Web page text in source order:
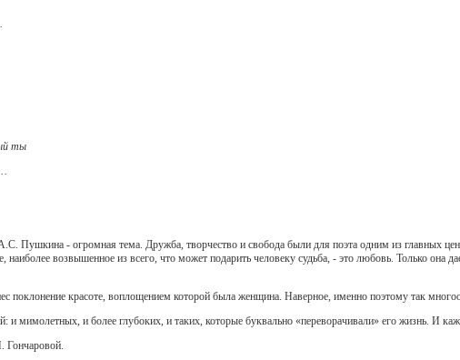
ты
Пушкина - огромная тема. Дружба, творчество и свобода были для поэта одним из главных
возвышенное из всего, что может подарить человеку судьба, - это любовь. Только она
поклонение красоте, воплощением которой была женщина. Наверное, именно поэтому так
и мимолетных, и более глубоких, и таких, которые буквально «переворачивали» его жизнь. И
Гончаровой.